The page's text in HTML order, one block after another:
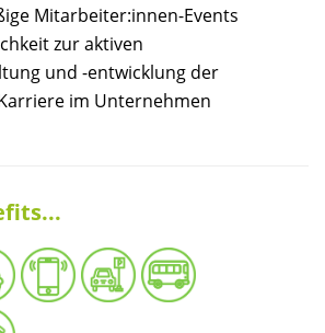
Mitarbeiter:innen-Events
zur aktiven
und -entwicklung der
im Unternehmen